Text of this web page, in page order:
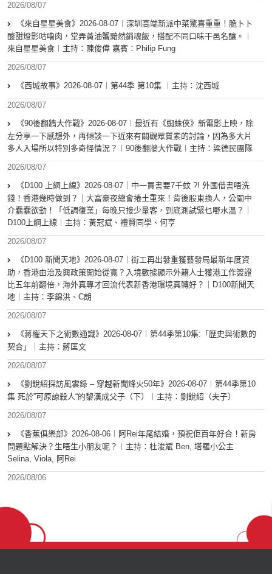
2026/08/07
《來自星星美食》2026-08-07︱深圳高端新派中菜驚喜重重！脆卜卜
酸甜燈影咕嚕肉，堂弄黃油蟹黯然銷魂飯，搭配不同口味干邑名釀。︱
來自星星美食︱主持：陳俊偉 嘉賓：Philip Fung
2026/08/07
《西城故事》2026-08-07︱第44季 第10集 ︱主持：沈西城
2026/08/07
《90後翻牆大作戰》2026-08-07︱最近有《蜘蛛俠》新電影上映，除
左分享一下感想外，再傾談一下近來有關觀眾質素的討論，因為多大片
多人入場所以特別多奇怪情況？︱90後翻牆大作戰︱主持：梁德民團隊
2026/08/07
《D100 上綱上線》2026-08-07｜中一買書要7千蚊 ?! 外國借書唔洗
錢！香港幾時做到？｜大富豪夜總會捲土重來！背後股東換人，公關中
介蠢蠢欲動！「低調復業」每晚只接少量客，到底測試緊乜嘢水溫？｜
D100上綱上線︱主持：黃冠斌、禮賢同學、何亨
2026/08/07
《D100 新聞天地》2026-08-07｜街工再出發重獲藝發局最新年度資
助，香港由治及興政策開始從寬？入境數據顯示外籍人士獲港工作簽證
比五年前翻倍，海外真專才回流代表新香港環境真轉好？｜D100新聞天
地｜主持：李錦洪、C朗
2026/08/07
《蔣權天下之術數通識》2026-08-07︱第44季第10集:「歴史與術數的
契合」｜主持：蔣匡文
2026/08/07
《劉銳紹採訪風雲錄 – 穿越新聞烽火50年》2026-08-07︱第44季第10
集 死於”可原諒殺人“的黎漢成父子（下）︱主持：劉銳紹（夫子）
2026/08/07
《香蕉俱樂部》2026-08-06︱阿Rei年尾結婚，預祝佢百年好合！新房
問題點解決？生唔生小朋友呢？︱主持：杜浚斌 Ben, 塔羅小公主
Selina, Viola, 阿Rei
2026/08/06